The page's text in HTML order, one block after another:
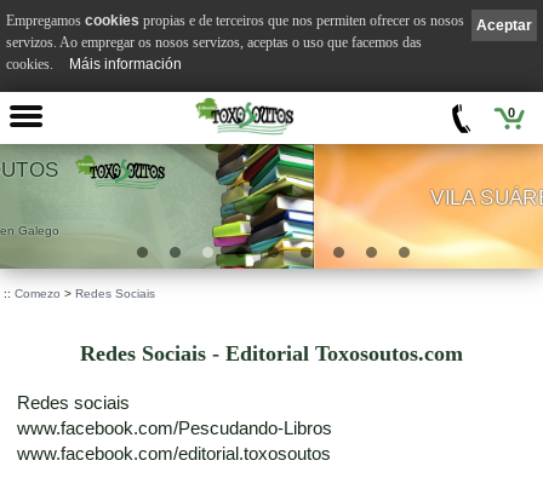
0
VILA SUÁREZ
:: Comezo > Redes Sociais
Redes Sociais - Editorial Toxosoutos.com
Redes sociais
www.facebook.com/Pescudando-Libros
www.facebook.com/editorial.toxosoutos
Aceptar
Empregamos cookies propias e de terceiros que nos permiten ofrecer os nosos
servizos. Ao empregar os nosos servizos, aceptas o uso que facemos das
cookies.
Máis información